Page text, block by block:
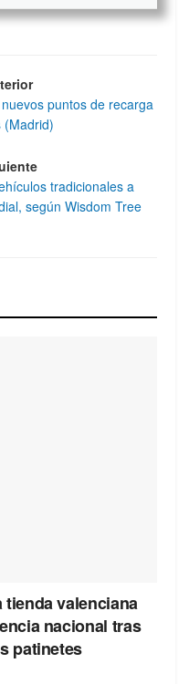
puntos de recarga
(Madrid)
tradicionales a
según Wisdom Tree
valenciana
nacional tras
patinetes